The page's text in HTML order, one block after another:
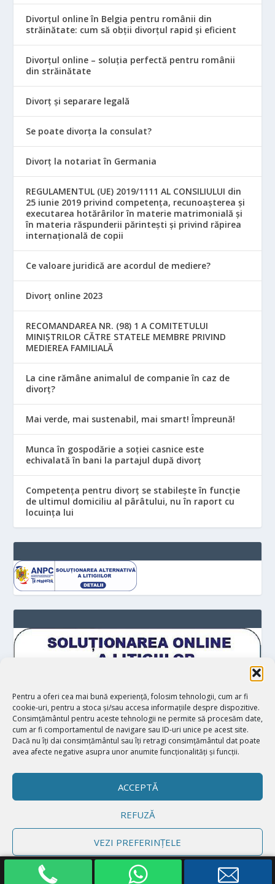
Pentru a oferi cea mai bună experiență, folosim tehnologii, cum ar fi
cookie-uri, pentru a stoca și/sau accesa informațiile despre dispozitive.
Consimțământul pentru aceste tehnologii ne permite să procesăm date,
cum ar fi comportamentul de navigare sau ID-uri unice pe acest site.
Dacă nu îți dai consimțământul sau îți retragi consimțământul dat poate
avea afecte negative asupra unor anumite funcționalități și funcții.
ACCEPTĂ
REFUZĂ
VEZI PREFERINȚELE
Politică cookie-uri Declarație de confidențialitate Impressum
Divorțul online în Belgia pentru românii din
străinătate: cum să obții divorțul rapid și eficient
Divorțul online – soluția perfectă pentru românii
din străinătate
Divorț și separare legală
Se poate divorța la consulat?
Divorț la notariat în Germania
REGULAMENTUL (UE) 2019/1111 AL CONSILIULUI din
25 iunie 2019 privind competența, recunoașterea și
executarea hotărârilor în materie matrimonială și
în materia răspunderii părintești și privind răpirea
internațională de copii
Ce valoare juridică are acordul de mediere?
Divorț online 2023
RECOMANDAREA NR. (98) 1 A COMITETULUI
MINIŞTRILOR CĂTRE STATELE MEMBRE PRIVIND
MEDIEREA FAMILIALĂ
La cine rămâne animalul de companie în caz de
divorț?
Mai verde, mai sustenabil, mai smart! Împreună!
Munca în gospodărie a soției casnice este
echivalată în bani la partajul după divorț
Competența pentru divorț se stabilește în funcție
de ultimul domiciliu al pârâtului, nu în raport cu
locuinţa lui
Proiectat deElegant Themes| Realizat deWordPress